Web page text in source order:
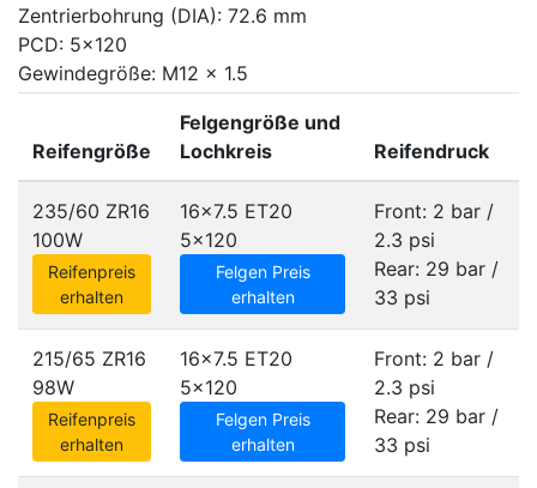
Zentrierbohrung (DIA): 72.6 mm
PCD: 5x120
Gewindegröße: M12 x 1.5
Reifengröße
Felgengröße und
Lochkreis
Reifendruck
235/60 ZR16
100W
Reifenpreis
erhalten
16x7.5 ET20
5x120
Felgen Preis
erhalten
Front: 2 bar /
2.3 psi
Rear: 29 bar /
33 psi
215/65 ZR16
98W
Reifenpreis
erhalten
16x7.5 ET20
5x120
Felgen Preis
erhalten
Front: 2 bar /
2.3 psi
Rear: 29 bar /
33 psi